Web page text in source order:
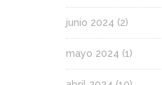
junio 2024 (2)
mayo 2024 (1)